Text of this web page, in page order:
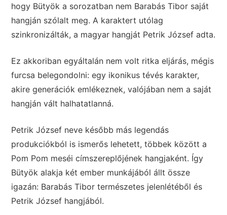
hogy Bütyök a sorozatban nem Barabás Tibor saját
hangján szólalt meg. A karaktert utólag
szinkronizálták, a magyar hangját Petrik József adta.
Ez akkoriban egyáltalán nem volt ritka eljárás, mégis
furcsa belegondolni: egy ikonikus tévés karakter,
akire generációk emlékeznek, valójában nem a saját
hangján vált halhatatlanná.
Petrik József neve később más legendás
produkciókból is ismerős lehetett, többek között a
Pom Pom meséi címszereplőjének hangjaként. Így
Bütyök alakja két ember munkájából állt össze
igazán: Barabás Tibor természetes jelenlétéből és
Petrik József hangjából.